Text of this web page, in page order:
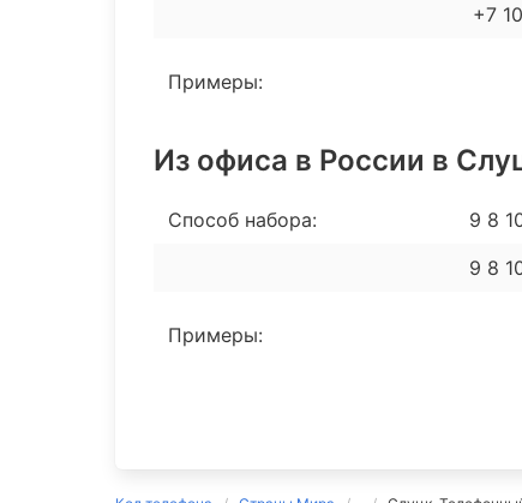
+7
Примеры:
Из офиса в России в
Способ набора:
9 8
9 8
Примеры: